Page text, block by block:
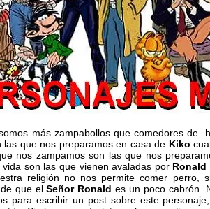
más zampabollos que comedores de
las que nos preparamos en casa de Kiko
nos zampamos son las que nos
son las que vienen avaladas por Ronald
religión no nos permite comer perro,
de que elSeñor Ronaldes un poco cabrón.
para escribir un post sobre este